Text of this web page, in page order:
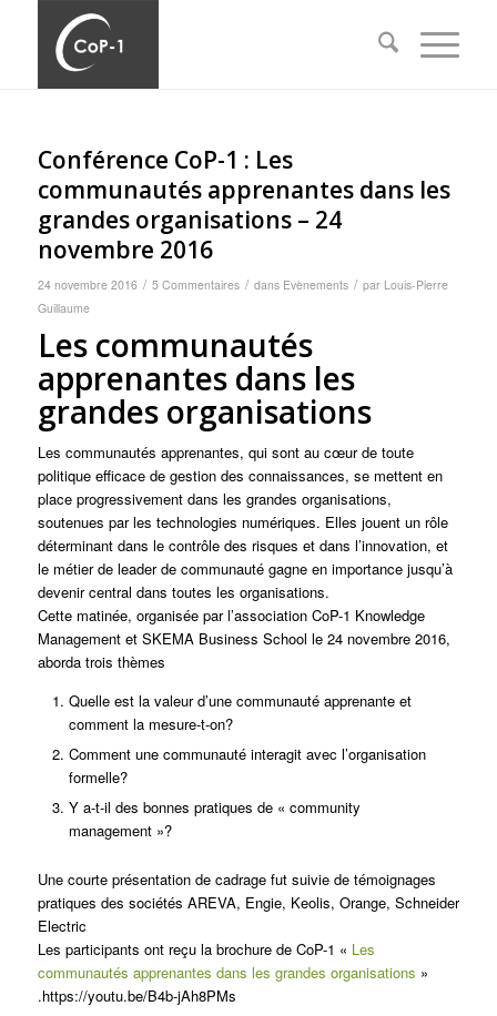
Conférence CoP-1 : Les
communautés apprenantes dans les
grandes organisations – 24
novembre 2016
24 novembre 2016 / 5 Commentaires / dans Evènements / par Louis-Pierre
Guillaume
Les communautés
apprenantes dans les
grandes organisations
Les communautés apprenantes, qui sont au cœur de toute
politique efficace de gestion des connaissances, se mettent en
place progressivement dans les grandes organisations,
soutenues par les technologies numériques. Elles jouent un rôle
déterminant dans le contrôle des risques et dans l’innovation, et
le métier de leader de communauté gagne en importance jusqu’à
devenir central dans toutes les organisations.
Cette matinée, organisée par l’association CoP-1 Knowledge
Management et SKEMA Business School le 24 novembre 2016,
aborda trois thèmes
Quelle est la valeur d’une communauté apprenante et
comment la mesure-t-on?
Comment une communauté interagit avec l’organisation
formelle?
Y a-t-il des bonnes pratiques de « community
management »?
Une courte présentation de cadrage fut suivie de témoignages
pratiques des sociétés AREVA, Engie, Keolis, Orange, Schneider
Electric
Les participants ont reçu la brochure de CoP-1 « Les
communautés apprenantes dans les grandes organisations »
.https://youtu.be/B4b-jAh8PMs